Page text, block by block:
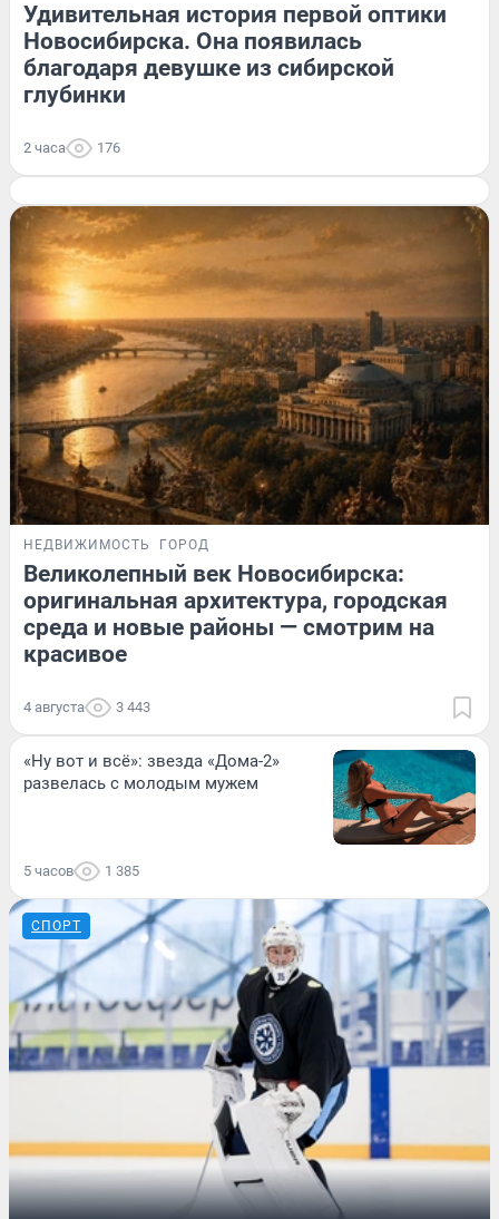
Удивительная история первой оптики
Новосибирска. Она появилась
благодаря девушке из сибирской
глубинки
2 часа 176
НЕДВИЖИМОСТЬ ГОРОД
Великолепный век Новосибирска:
оригинальная архитектура, городская
среда и новые районы — смотрим на
красивое
4 августа 3 443
«Ну вот и всё»: звезда «Дома-2»
развелась с молодым мужем
5 часов 1 385
СПОРТ